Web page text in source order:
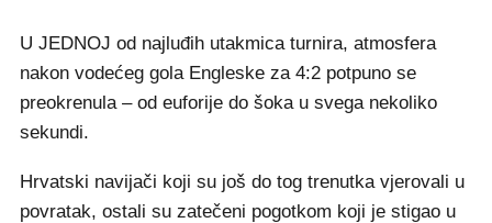
U JEDNOJ od najluđih utakmica turnira, atmosfera
nakon vodećeg gola Engleske za 4:2 potpuno se
preokrenula – od euforije do šoka u svega nekoliko
sekundi.
Hrvatski navijači koji su još do tog trenutka vjerovali u
povratak, ostali su zatečeni pogotkom koji je stigao u